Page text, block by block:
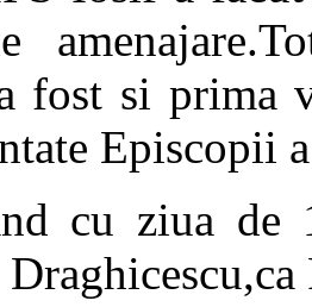
fost si prima
Episcopii
cu ziua de